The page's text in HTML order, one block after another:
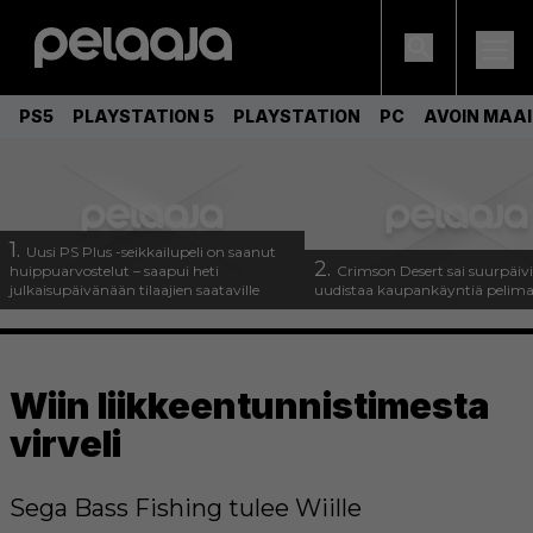
PS5 PLAYSTATION 5 PLAYSTATION PC AVOIN
1. Uusi PS Plus -seikkailupeli on saanut
huippuarvostelut – saapui heti
julkaisupäivänään tilaajien saataville
2. Crimson Desert sai
uudistaa kaupankäyntiä
Wiin liikkeentunnistimesta
virveli
Sega Bass Fishing tulee Wiille